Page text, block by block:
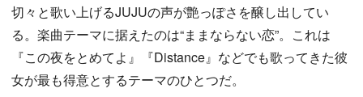
切々と歌い上げるJUJUの声が艶っぽさを醸し出してい
る。楽曲テーマに据えたのは“ままならない恋”。これは
『この夜をとめてよ』『Distance』などでも歌ってきた彼
女が最も得意とするテーマのひとつだ。